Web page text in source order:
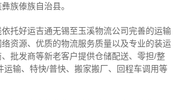
族傣族自治县。
托好运吉通无锡至玉溪物流公司完善的运输
资源、优质的物流服务质量以及专业的装运
批发商等新老客户提供仓储配送、零担/整
运输、特快/普快、搬家搬厂、回程车调用等